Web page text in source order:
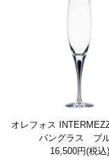
オレフォス
パングラス ブ
16,500円(税込)